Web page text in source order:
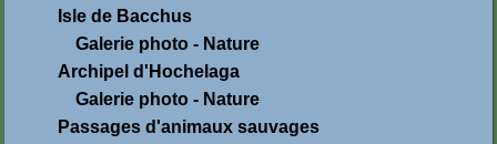
Isle de Bacchus
Galerie photo - Nature
Archipel d'Hochelaga
Galerie photo - Nature
Passages d'animaux sauvages